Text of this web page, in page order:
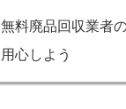
無料廃品回収業者
用心しよう